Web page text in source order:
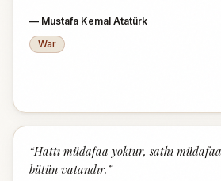
— Mustafa Kemal Atatürk
War
“Hattı müdafaa yoktur, sathı
bütün vatandır. ”